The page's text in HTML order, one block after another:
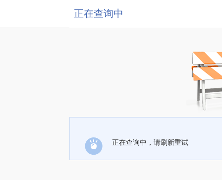
正在查询中
正在查询中，请刷新重试